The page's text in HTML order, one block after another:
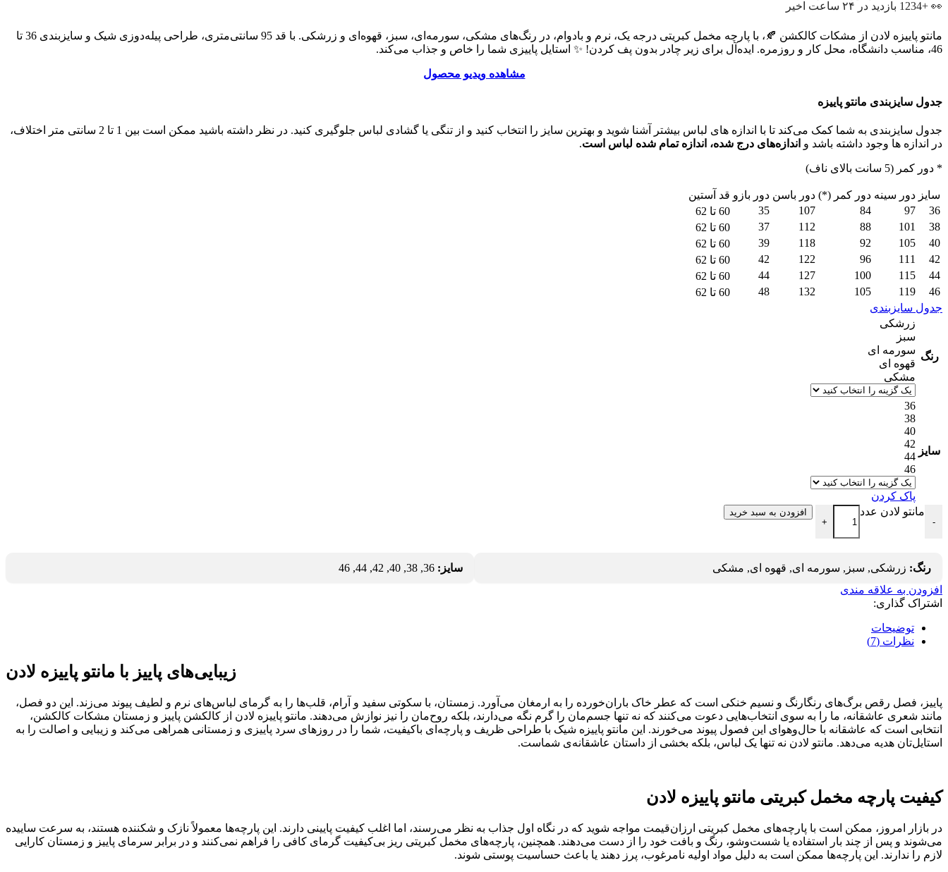
👀 +1234 بازدید در ۲۴ ساعت اخیر
مانتو پاییزه لادن از مشکات کالکشن 🍂، با پارچه مخمل کبریتی درجه یک، نرم و بادوام، در رنگ‌های مشکی، سورمه‌ای، سبز، قهوه‌ای و زرشکی. با قد 95 سانتی‌متری، طراحی پیله‌دوزی شیک و سایزبندی 36 تا
46، مناسب دانشگاه، محل کار و روزمره. ایده‌آل برای زیر چادر بدون پف کردن! ✨ استایل پاییزی شما را خاص و جذاب می‌کند.
مشاهده ویدیو محصول
جدول سایزبندی مانتو پاییزه
جدول سایزبندی به شما کمک می‌کند تا با اندازه های لباس بیشتر آشنا شوید و بهترین سایز را انتخاب کنید و از تنگی یا گشادی لباس جلوگیری کنید. در نظر داشته باشید ممکن است بین 1 تا 2 سانتی متر اختلاف،
در اندازه ها وجود داشته باشد و اندازه‌های درج شده، اندازه تمام شده لباس است.
* دور کمر (5 سانت بالای ناف)
سایز دور سینه دور کمر (*) دور باسن دور بازو قد آستین
36
97
84
107
35
60 تا 62
38
101
88
112
37
60 تا 62
40
105
92
118
39
60 تا 62
42
111
96
122
42
60 تا 62
44
115
100
127
44
60 تا 62
46
119
105
132
48
60 تا 62
جدول سایزبندی
رنگ
زرشکی
سبز
سورمه ای
قهوه ای
مشکی
سایز
36
38
40
42
44
46
پاک کردن
-
مانتو لادن عدد
+
افزودن به سبد خرید
رنگ: زرشکی, سبز, سورمه ای, قهوه ای, مشکی سایز:
افزودن به علاقه مندی
اشتراک گذاری:
توضیحات
نظرات (7)
زیبایی‌های پاییز با مانتو پاییزه لادن
پاییز، فصل رقص برگ‌های رنگارنگ و نسیم خنکی است که عطر خاک باران‌خورده را به ارمغان می‌آورد. زمستان، با سکوتی سفید و آرام، قلب‌ها را به گرمای لباس‌های نرم و لطیف پیوند می‌زند. این دو فصل،
مانند شعری عاشقانه، ما را به سوی انتخاب‌هایی دعوت می‌کنند که نه تنها جسم‌مان را گرم نگه می‌دارند، بلکه روح‌مان را نیز نوازش می‌دهند. مانتو پاییزه لادن از کالکشن پاییز و زمستان مشکات کالکشن،
انتخابی است که عاشقانه با حال‌وهوای این فصول پیوند می‌خورند. این مانتو پاییزه شیک با طراحی ظریف و پارچه‌‌ای باکیفیت، شما را در روزهای سرد پاییزی و زمستانی همراهی می‌کند و زیبایی و اصالت را به
استایل‌تان هدیه می‌دهد. مانتو لادن نه تنها یک لباس، بلکه بخشی از داستان عاشقانه‌ی شماست.
کیفیت پارچه مخمل کبریتی مانتو پاییزه لادن
در بازار امروز، ممکن است با پارچه‌های مخمل کبریتی ارزان‌قیمت مواجه شوید که در نگاه اول جذاب به نظر می‌رسند، اما اغلب کیفیت پایینی دارند. این پارچه‌ها معمولاً نازک و شکننده هستند، به سرعت ساییده
می‌شوند و پس از چند بار استفاده یا شست‌وشو، رنگ و بافت خود را از دست می‌دهند. همچنین، پارچه‌های مخمل کبریتی ریز بی‌کیفیت گرمای کافی را فراهم نمی‌کنند و در برابر سرمای پاییز و زمستان کارایی
لازم را ندارند. این پارچه‌ها ممکن است به دلیل مواد اولیه نامرغوب، پرز دهند یا باعث حساسیت پوستی شوند.